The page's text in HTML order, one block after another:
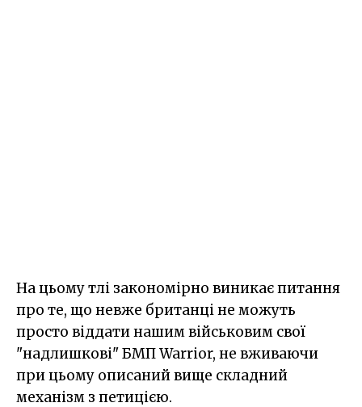
На цьому тлі закономірно виникає питання
про те, що невже британці не можуть
просто віддати нашим військовим свої
"надлишкові" БМП Warrior, не вживаючи
при цьому описаний вище складний
механізм з петицією.